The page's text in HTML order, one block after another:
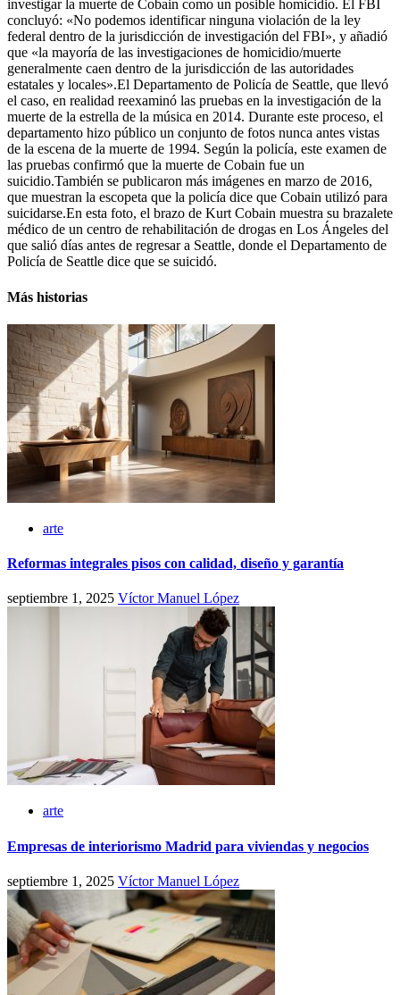
investigar la muerte de Cobain como un posible homicidio. El FBI
concluyó: «No podemos identificar ninguna violación de la ley
federal dentro de la jurisdicción de investigación del FBI», y añadió
que «la mayoría de las investigaciones de homicidio/muerte
generalmente caen dentro de la jurisdicción de las autoridades
estatales y locales».El Departamento de Policía de Seattle, que llevó
el caso, en realidad reexaminó las pruebas en la investigación de la
muerte de la estrella de la música en 2014. Durante este proceso, el
departamento hizo público un conjunto de fotos nunca antes vistas
de la escena de la muerte de 1994. Según la policía, este examen de
las pruebas confirmó que la muerte de Cobain fue un
suicidio.También se publicaron más imágenes en marzo de 2016,
que muestran la escopeta que la policía dice que Cobain utilizó para
suicidarse.En esta foto, el brazo de Kurt Cobain muestra su brazalete
médico de un centro de rehabilitación de drogas en Los Ángeles del
que salió días antes de regresar a Seattle, donde el Departamento de
Policía de Seattle dice que se suicidó.
Más historias
arte
Reformas integrales pisos con calidad, diseño y garantía
septiembre 1, 2025 Víctor Manuel López
arte
Empresas de interiorismo Madrid para viviendas y negocios
septiembre 1, 2025 Víctor Manuel López